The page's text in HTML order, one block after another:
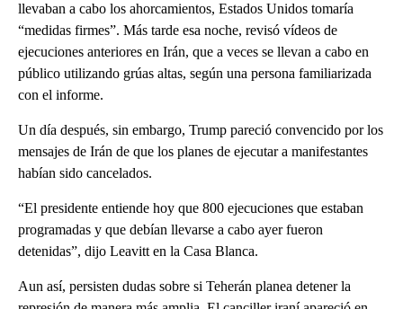
llevaban a cabo los ahorcamientos, Estados Unidos tomaría
“medidas firmes”. Más tarde esa noche, revisó vídeos de
ejecuciones anteriores en Irán, que a veces se llevan a cabo en
público utilizando grúas altas, según una persona familiarizada
con el informe.
Un día después, sin embargo, Trump pareció convencido por los
mensajes de Irán de que los planes de ejecutar a manifestantes
habían sido cancelados.
“El presidente entiende hoy que 800 ejecuciones que estaban
programadas y que debían llevarse a cabo ayer fueron
detenidas”, dijo Leavitt en la Casa Blanca.
Aun así, persisten dudas sobre si Teherán planea detener la